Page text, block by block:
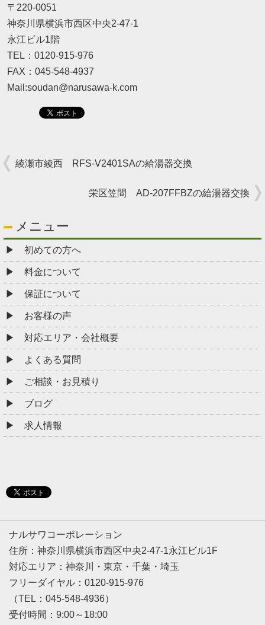
〒220-0051
神奈川県横浜市西区中央2-47-1
永江ビル1階
TEL：0120-915-976
FAX：045-548-4937
Mail:soudan@narusawa-k.com
綾瀬市綾西 RFS-V2401SAの給湯器交換
栄区笠間 AD-207FFBZの給湯器交換
メニュー
初めての方へ
料金について
保証について
お客様の声
対応エリア・会社概要
よくある質問
ご相談・お見積り
ブログ
求人情報
ナルサワコーポレーション
住所：神奈川県横浜市西区中央2-47-1永江ビル1F
対応エリア：神奈川・東京・千葉・埼玉
フリーダイヤル：0120-915-976
（TEL：045-548-4936）
受付時間：9:00～18:00